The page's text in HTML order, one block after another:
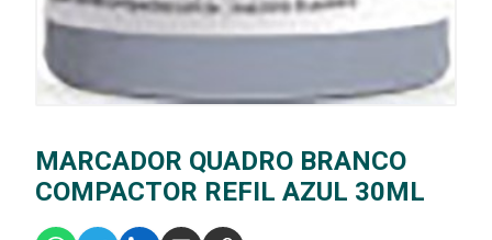
MARCADOR QUADRO BRANCO
COMPACTOR REFIL AZUL 30ML